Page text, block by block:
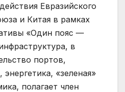
Евразийского
и Китая в рамках
«Один пояс —
в
портов,
«зеленая»
полагает член